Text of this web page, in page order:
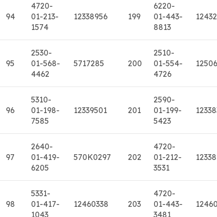
94
4720-
01-213-
1574
12338956 199
6220-
01-443-
8813
95
2530-
01-568-
4462
5717285 200
2510-
01-554-
4726
96
5310-
01-198-
7585
12339501 201
2590-
01-199-
5423
97
2640-
01-419-
6205
570K0297 202
4720-
01-212-
3531
98
5331-
01-417-
1043
12460338 203
4720-
01-443-
3481